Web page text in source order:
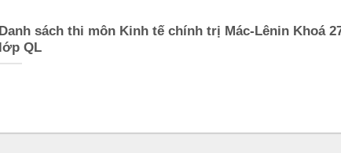
Danh sách thi môn Kinh tế chính trị Mác-Lênin Khoá
lớp QL